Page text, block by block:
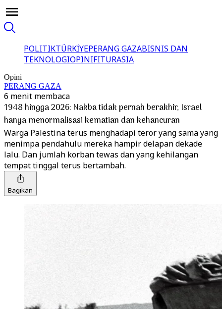
POLITIKTÜRKİYEPERANG GAZABISNIS DAN
TEKNOLOGIOPINIFITURASIA
Opini
PERANG GAZA
6 menit membaca
1948 hingga 2026: Nakba tidak pernah berakhir, Israel
hanya menormalisasi kematian dan kehancuran
Warga Palestina terus menghadapi teror yang sama yang
menimpa pendahulu mereka hampir delapan dekade
lalu. Dan jumlah korban tewas dan yang kehilangan
tempat tinggal terus bertambah.
Bagikan